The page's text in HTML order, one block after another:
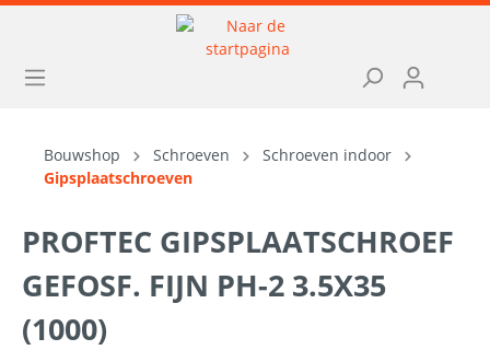
Bouwshop Schroeven
Schroeven indoor
Gipsplaatschroeven
PROFTEC GIPSPLAATSCHROEF
GEFOSF. FIJN PH-2 3.5X35
(1000)